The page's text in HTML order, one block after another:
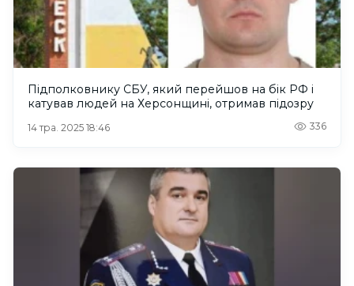
Підполковнику СБУ, який перейшов на бік РФ і
катував людей на Херсонщині, отримав підозру
14 тра. 2025 18:46 336